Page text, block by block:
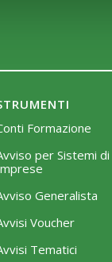
Formazione
per Sistemi di
Generalista
Voucher
Tematici